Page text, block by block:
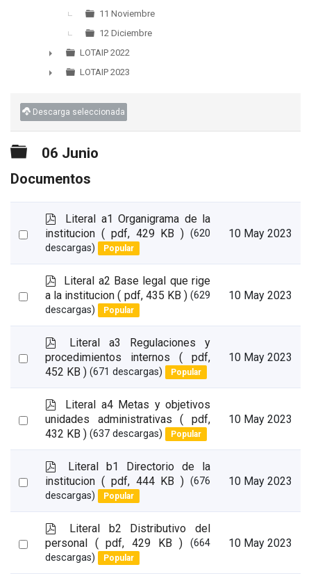
11 Noviembre
12 Diciembre
►
LOTAIP 2022
LOTAIP 2023
Descarga seleccionada
Carpeta
06 Junio
Documentos
Select
p
d
f
Literal a1 Organigrama de la
institucion ( pdf, 429 KB ) (620
descargas)
Popular
10 May 2023
Select
p
d
f
Literal a2 Base legal que rige
a la institucion ( pdf, 435 KB ) (629
descargas)
Popular
10 May 2023
Select
p
d
f
Literal a3 Regulaciones y
procedimientos internos
( pdf,
452 KB ) (671 descargas) Popular
10 May 2023
Select
p
d
f
Literal a4 Metas y objetivos
unidades administrativas
( pdf,
432 KB ) (637 descargas) Popular
10 May 2023
Select
p
d
f
Literal b1 Directorio de la
institucion ( pdf, 444 KB ) (676
descargas)
Popular
10 May 2023
Select
p
d
f
Literal b2 Distributivo del
personal ( pdf, 429 KB )
(664
descargas)
Popular
10 May 2023